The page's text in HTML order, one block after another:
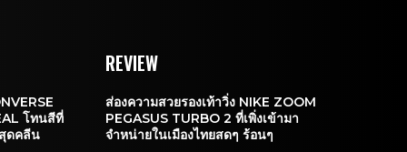
โทนสีที่
ดคลีน
REVIEW
ส่องความสวยรองเท้าวิ่ง NIKE ZOOM
PEGASUS TURBO 2 ที่เพิ่งเข้ามา
จำหน่ายในเมืองไทยสดๆ ร้อนๆ